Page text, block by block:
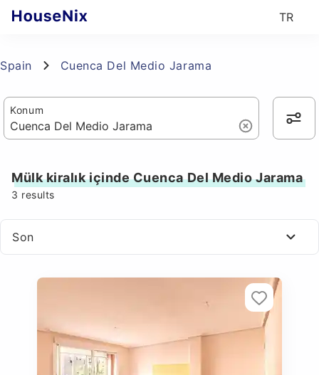
TR
Spain Cuenca Del Medio Jarama
Konum
Mülk kiralık içinde Cuenca Del Medio Jarama
3 results
Son